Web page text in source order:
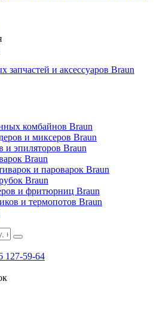
комбайнов Braun
и миксеров Braun
и эпиляторов Braun
Braun
и пароварок Braun
Braun
и фритюрниц Braun
и термопотов Braun
127-59-64